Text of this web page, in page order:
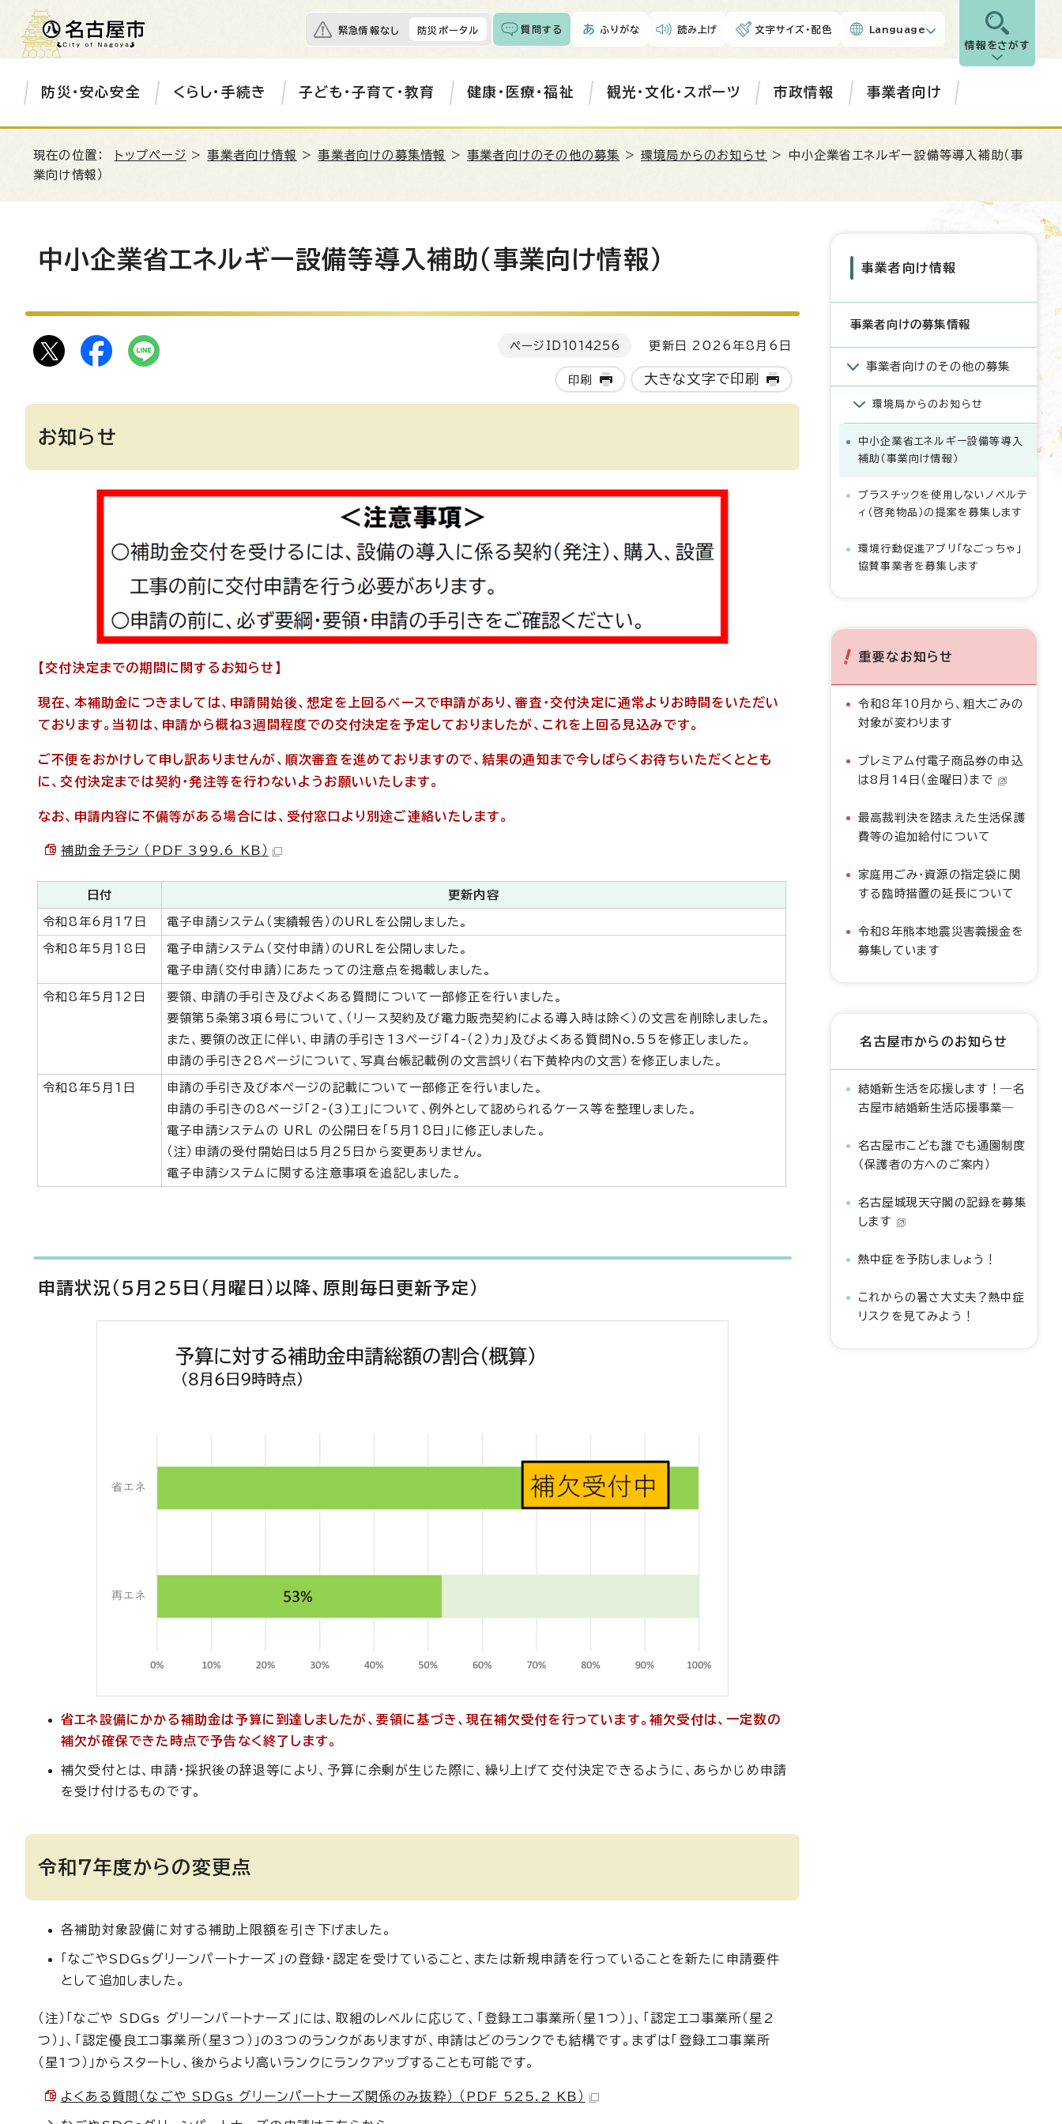
緊急情報なし 防災ポータル 質問する ふりがな 読み上げ 文字サイズ・配色 Language
情報をさがす
防災・安心安全 くらし・手続き 子ども・子育て・教育 健康・医療・福祉 観光・文化・スポーツ 市政情報 事業者向け
現在の位置： トップページ >事業者向け情報 >事業者向けの募集情報 >事業者向けのその他の募集 >環境局からのお知らせ > 中小企業省エネルギー設備等導入補助（事
業向け情報）
中小企業省エネルギー設備等導入補助（事業向け情報）
ページID 1014256 更新日 2026年8月6日
印刷 大きな文字で印刷
お知らせ
【交付決定までの期間に関するお知らせ】
現在、本補助金につきましては、申請開始後、想定を上回るペースで申請があり、審査・交付決定に通常よりお時間をいただい
ております。当初は、申請から概ね3週間程度での交付決定を予定しておりましたが、これを上回る見込みです。
ご不便をおかけして申し訳ありませんが、順次審査を進めておりますので、結果の通知まで今しばらくお待ちいただくととも
に、交付決定までは契約・発注等を行わないようお願いいたします。
なお、申請内容に不備等がある場合には、受付窓口より別途ご連絡いたします。
補助金チラシ （PDF 399.6 KB）
日付 更新内容
令和8年6月17日 電子申請システム（実績報告）のURLを公開しました。
令和8年5月18日
電子申請システム（交付申請）のURLを公開しました。
電子申請（交付申請）にあたっての注意点を掲載しました。
令和8年5月12日
要領、申請の手引き及びよくある質問について一部修正を行いました。
要領第5条第3項6号について、（リース契約及び電力販売契約による導入時は除く）の文言を削除しました。
また、要領の改正に伴い、申請の手引き13ページ「4-（2）カ」及びよくある質問No.55を修正しました。
申請の手引き28ページについて、写真台帳記載例の文言誤り（右下黄枠内の文言）を修正しました。
令和8年5月1日
申請の手引き及び本ページの記載について一部修正を行いました。
申請の手引きの8ページ「2-(3)エ」について、例外として認められるケース等を整理しました。
電子申請システムの URL の公開日を「5月18日」に修正しました。
（注）申請の受付開始日は5月25日から変更ありません。
電子申請システムに関する注意事項を追記しました。
申請状況（5月25日（月曜日）以降、原則毎日更新予定）
省エネ設備にかかる補助金は予算に到達しましたが、要領に基づき、現在補欠受付を行っています。補欠受付は、一定数の
補欠が確保できた時点で予告なく終了します。
補欠受付とは、申請・採択後の辞退等により、予算に余剰が生じた際に、繰り上げて交付決定できるように、あらかじめ申請
を受け付けるものです。
令和7年度からの変更点
各補助対象設備に対する補助上限額を引き下げました。
「なごやSDGsグリーンパートナーズ」の登録・認定を受けていること、または新規申請を行っていることを新たに申請要件
として追加しました。
（注）「なごや SDGs グリーンパートナーズ」には、取組のレベルに応じて、「登録エコ事業所（星1つ）」、「認定エコ事業所（星2
つ）」、「認定優良エコ事業所（星3つ）」の3つのランクがありますが、申請はどのランクでも結構です。まずは「登録エコ事業所
（星1つ）」からスタートし、後からより高いランクにランクアップすることも可能です。
よくある質問（なごや SDGs グリーンパートナーズ関係のみ抜粋） （PDF 525.2 KB）
事業者向け情報
事業者向けの募集情報
事業者向けのその他の募集
環境局からのお知らせ
中小企業省エネルギー設備等導入
補助（事業向け情報）
プラスチックを使用しないノベルテ
ィ（啓発物品）の提案を募集します
環境行動促進アプリ「なごっちゃ」
協賛事業者を募集します
重要なお知らせ
令和8年10月から、粗大ごみの
対象が変わります
プレミアム付電子商品券の申込
は8月14日（金曜日）まで
最高裁判決を踏まえた生活保護
費等の追加給付について
家庭用ごみ・資源の指定袋に関
する臨時措置の延長について
令和8年熊本地震災害義援金を
募集しています
名古屋市からのお知らせ
結婚新生活を応援します！―名
古屋市結婚新生活応援事業―
名古屋市こども誰でも通園制度
（保護者の方へのご案内）
名古屋城現天守閣の記録を募集
します
熱中症を予防しましょう！
これからの暑さ大丈夫？熱中症
リスクを見てみよう！